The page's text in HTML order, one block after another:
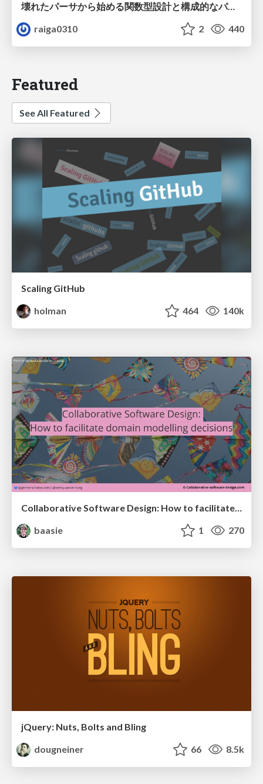
壊れたパーサから始める関数型設計と構成的なパーサ #fp_matsuri
raiga0310
2 440
Featured
See All Featured
Scaling GitHub
holman
464 140k
Collaborative Software Design: How to facilitate domain modelling decisions
baasie
1 270
jQuery: Nuts, Bolts and Bling
dougneiner
66 8.5k